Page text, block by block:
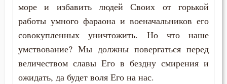
Ересь
Забота
Зависть
Заповеди
море и избавить людей Своих от горькой
работы умного фараона и военачальников его
совокупленных уничтожить. Но что наше
умствование? Мы должны повергаться перед
величеством славы Его в бездну смирения и
ожидать, да будет воля Его на нас.